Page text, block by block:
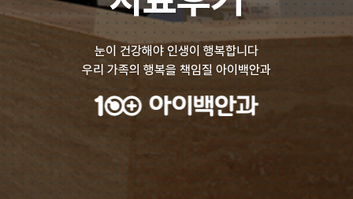
눈이 건강해야 인생이 행복합니다
우리 가족의 행복을 책임질 아이백안과